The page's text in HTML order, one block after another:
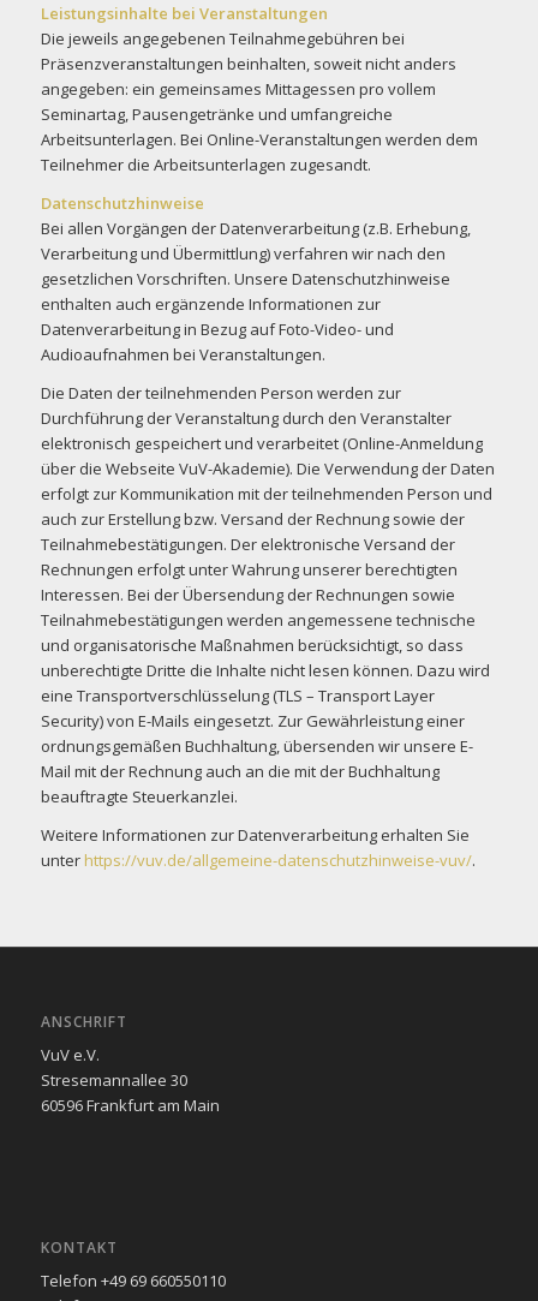
Leistungsinhalte bei Veranstaltungen
Die jeweils angegebenen Teilnahmegebühren bei
Präsenzveranstaltungen beinhalten, soweit nicht anders
angegeben: ein gemeinsames Mittagessen pro vollem
Seminartag, Pausengetränke und umfangreiche
Arbeitsunterlagen. Bei Online-Veranstaltungen werden dem
Teilnehmer die Arbeitsunterlagen zugesandt.
Datenschutzhinweise
Bei allen Vorgängen der Datenverarbeitung (z.B. Erhebung,
Verarbeitung und Übermittlung) verfahren wir nach den
gesetzlichen Vorschriften. Unsere Datenschutzhinweise
enthalten auch ergänzende Informationen zur
Datenverarbeitung in Bezug auf Foto-Video- und
Audioaufnahmen bei Veranstaltungen.
Die Daten der teilnehmenden Person werden zur
Durchführung der Veranstaltung durch den Veranstalter
elektronisch gespeichert und verarbeitet (Online-Anmeldung
über die Webseite VuV-Akademie). Die Verwendung der Daten
erfolgt zur Kommunikation mit der teilnehmenden Person und
auch zur Erstellung bzw. Versand der Rechnung sowie der
Teilnahmebestätigungen. Der elektronische Versand der
Rechnungen erfolgt unter Wahrung unserer berechtigten
Interessen. Bei der Übersendung der Rechnungen sowie
Teilnahmebestätigungen werden angemessene technische
und organisatorische Maßnahmen berücksichtigt, so dass
unberechtigte Dritte die Inhalte nicht lesen können. Dazu wird
eine Transportverschlüsselung (TLS – Transport Layer
Security) von E-Mails eingesetzt. Zur Gewährleistung einer
ordnungsgemäßen Buchhaltung, übersenden wir unsere E-
Mail mit der Rechnung auch an die mit der Buchhaltung
beauftragte Steuerkanzlei.
Weitere Informationen zur Datenverarbeitung erhalten Sie
unter https://vuv.de/allgemeine-datenschutzhinweise-vuv/.
ANSCHRIFT
VuV e.V.
Stresemannallee 30
60596 Frankfurt am Main
KONTAKT
Telefon +49 69 660550110